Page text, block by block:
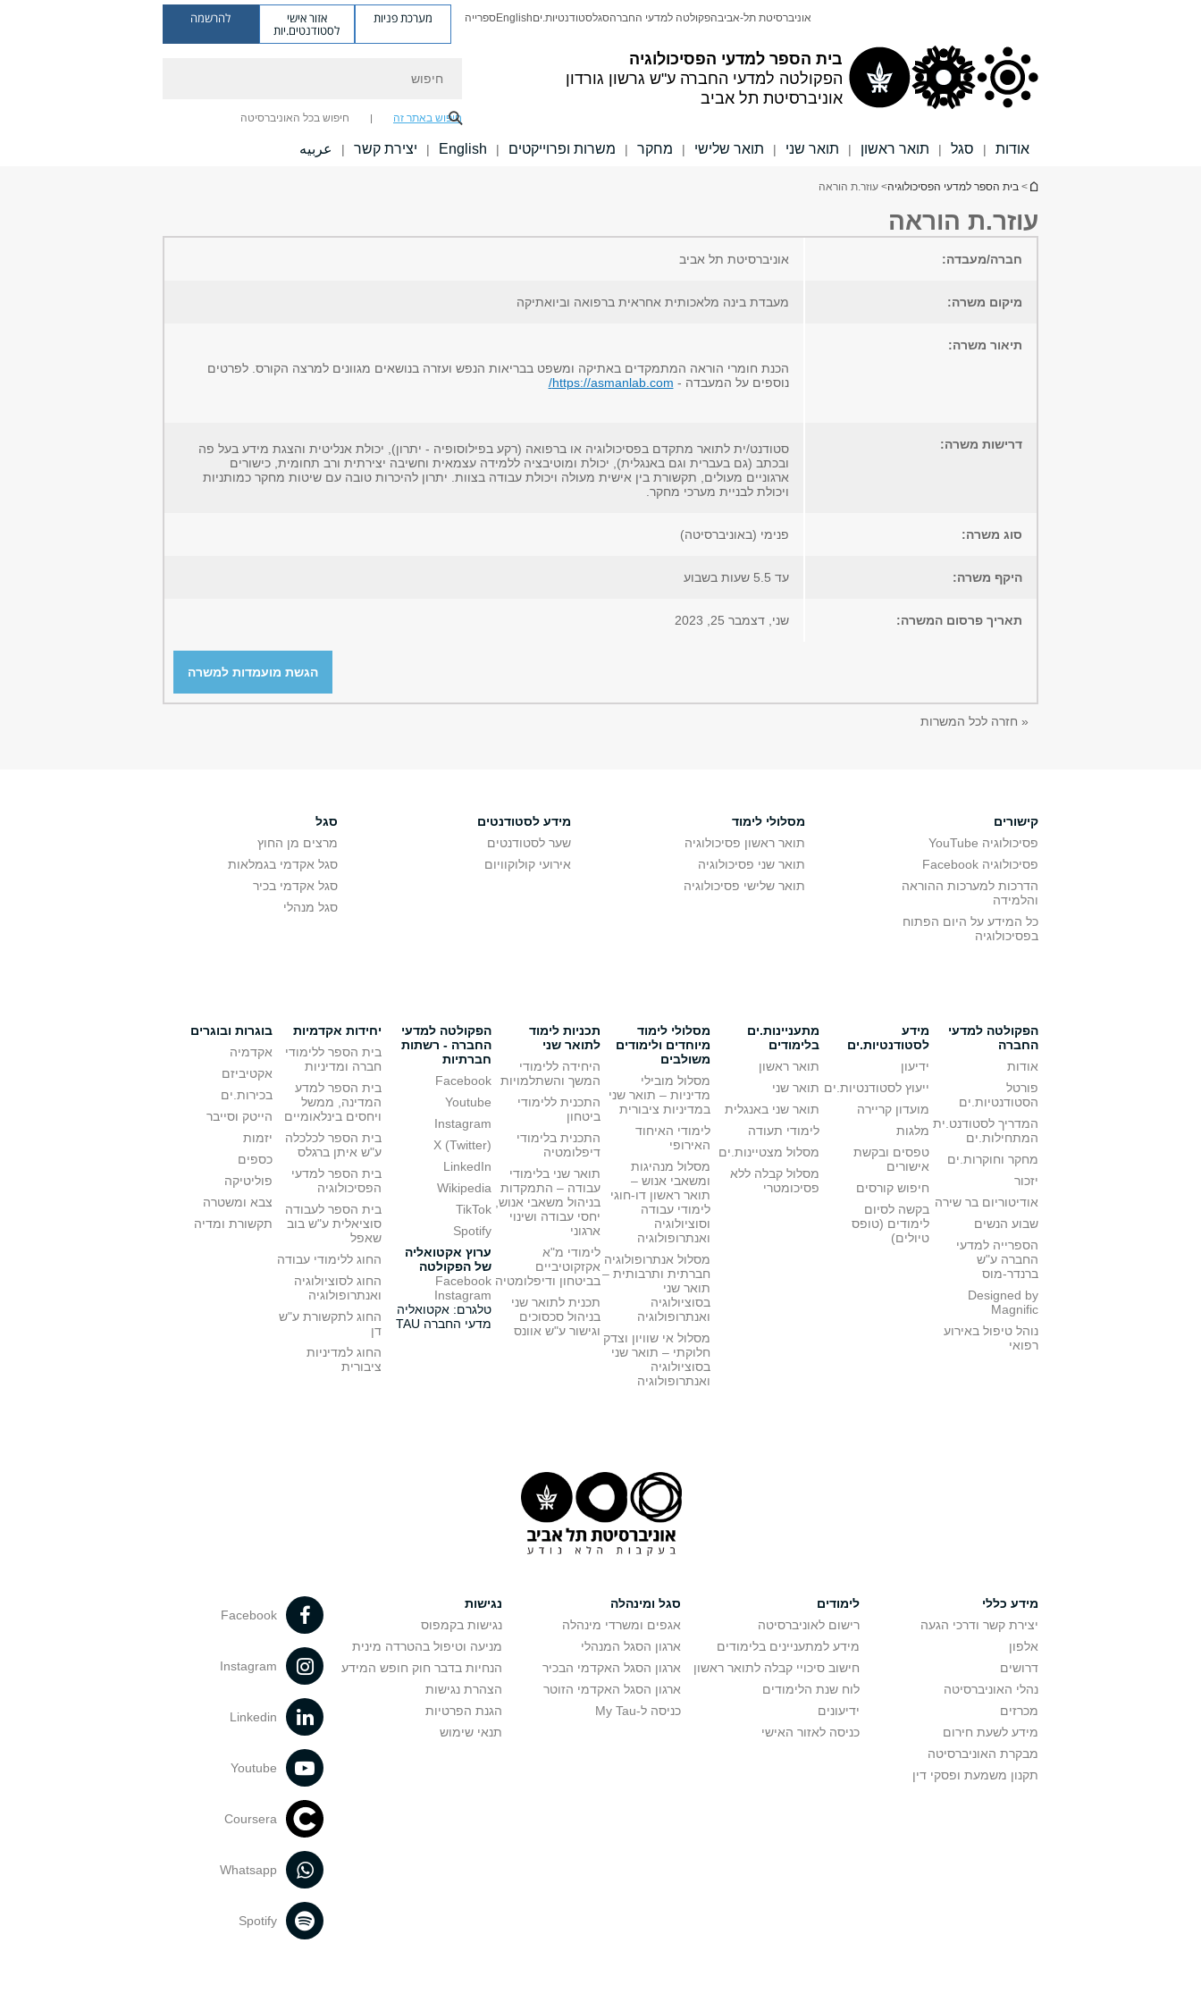
בית הספר למדעי הפסיכולוגיה
הפקולטה למדעי החברה ע"ש גרשון גורדון
אוניברסיטת תל אביב
אוניברסיטת תל-אביבהפקולטה למדעי החברהסגלסטודנטיות.יםEnglishספרייה מערכת פניות אזור אישי
לסטודנטים.יות
להרשמה
חיפוש באתר זה חיפוש בכל האוניברסיטה
אודות | סגל | תואר ראשון | תואר שני | תואר שלישי | מחקר | משרות ופרוייקטים |
English
| יצירת קשר | عربيه
הינך נמצא כאן
> בית הספר למדעי הפסיכולוגיה> עוזר.ת הוראה
עוזר.ת הוראה
חברה/מעבדה: אוניברסיטת תל אביב
מיקום משרה: מעבדת בינה מלאכותית אחראית ברפואה וביואתיקה
תיאור משרה:
הכנת חומרי הוראה המתמקדים באתיקה ומשפט בבריאות הנפש ועזרה בנושאים מגוונים למרצה הקורס. לפרטים
נוספים על המעבדה - https://asmanlab.com/
דרישות משרה:
סטודנט/ית לתואר מתקדם בפסיכולוגיה או ברפואה (רקע בפילוסופיה - יתרון), יכולת אנליטית והצגת מידע בעל פה
ובכתב (גם בעברית וגם באנגלית), יכולת ומוטיבציה ללמידה עצמאית וחשיבה יצירתית ורב תחומית, כישורים
ארגוניים מעולים, תקשורת בין אישית מעולה ויכולת עבודה בצוות. יתרון להיכרות טובה עם שיטות מחקר כמותניות
ויכולת לבניית מערכי מחקר.
סוג משרה: פנימי (באוניברסיטה)
היקף משרה: עד 5.5 שעות בשבוע
תאריך פרסום המשרה: שני, דצמבר 25, 2023
הגשת מועמדות למשרה
« חזרה לכל המשרות
קישורים
פסיכולוגיה YouTube
פסיכולוגיה Facebook
הדרכות למערכות ההוראה
והלמידה
כל המידע על היום הפתוח
בפסיכולוגיה
מסלולי לימוד
תואר ראשון פסיכולוגיה
תואר שני פסיכולוגיה
תואר שלישי פסיכולוגיה
מידע לסטודנטים
שער לסטודנטים
אירועי קולוקוויום
סגל
מרצים מן החוץ
סגל אקדמי בגמלאות
סגל אקדמי בכיר
סגל מנהלי
הפקולטה למדעי
החברה
אודות
פורטל
הסטודנטיות.ים
המדריך לסטודנט.ית
המתחילות.ים
מחקר וחוקרות.ים
יזכור
אודיטוריום בר שירה
שבוע הנשים
הספרייה למדעי
החברה ע"ש
ברנדר-מוס
Designed by
Magnific
נוהל טיפול באירוע
רפואי
מידע
לסטודנטיות.ים
ידיעון
ייעוץ לסטודנטיות.ים
מועדון קריירה
מלגות
טפסים ובקשת
אישורים
חיפוש קורסים
בקשה לסיום
לימודים (טופס
טיולים)
מתעניינות.ים
בלימודים
תואר ראשון
תואר שני
תואר שני באנגלית
לימודי תעודה
מסלול מצטיינות.ים
מסלול קבלה ללא
פסיכומטרי
מסלולי לימוד
מיוחדים ולימודים
משולבים
מסלול מובילי
מדיניות – תואר שני
במדיניות ציבורית
לימודי האיחוד
האירופי
מסלול מנהיגות
ומשאבי אנוש –
תואר ראשון דו-חוגי
לימודי עבודה
וסוציולוגיה
ואנתרופולוגיה
מסלול אנתרופולוגיה
חברתית ותרבותית –
תואר שני
בסוציולוגיה
ואנתרופולוגיה
מסלול אי שוויון וצדק
חלוקתי – תואר שני
בסוציולוגיה
ואנתרופולוגיה
תכניות לימוד
לתואר שני
היחידה ללימודי
המשך והשתלמויות
התכנית ללימודי
ביטחון
התכנית בלימודי
דיפלומטיה
תואר שני בלימודי
עבודה – התמקדות
בניהול משאבי אנוש,
יחסי עבודה ושינוי
ארגוני
לימודי מ"א
אקזקוטיביים
בביטחון ודיפלומטיה
תכנית לתואר שני
בניהול סכסוכים
וגישור ע"ש אוונס
הפקולטה למדעי
החברה - רשתות
חברתיות
Facebook
Youtube
Instagram
X (Twitter)
LinkedIn
Wikipedia
TikTok
Spotify
ערוץ אקטואליה
של הפקולטה
Facebook
Instagram
טלגרם: אקטואליה
מדעי החברה TAU
יחידות אקדמיות
בית הספר ללימודי
חברה ומדיניות
בית הספר למדע
המדינה, ממשל
ויחסים בינלאומיים
בית הספר לכלכלה
ע"ש איתן ברגלס
בית הספר למדעי
הפסיכולוגיה
בית הספר לעבודה
סוציאלית ע"ש בוב
שאפל
החוג ללימודי עבודה
החוג לסוציולוגיה
ואנתרופולוגיה
החוג לתקשורת ע"ש
דן
החוג למדיניות
ציבורית
בוגרות ובוגרים
אקדמיה
אקטיביזם
בכירות.ים
הייטק וסייבר
יזמות
כספים
פוליטיקה
צבא ומשטרה
תקשורת ומדיה
מידע כללי
יצירת קשר ודרכי הגעה
אלפון
דרושים
נהלי האוניברסיטה
מכרזים
מידע לשעת חירום
מבקרת האוניברסיטה
תקנון משמעת ופסקי דין
לימודים
רישום לאוניברסיטה
מידע למתעניינים בלימודים
חישוב סיכויי קבלה לתואר ראשון
לוח שנת הלימודים
ידיעונים
כניסה לאזור האישי
סגל ומינהלה
אגפים ומשרדי מינהלה
ארגון הסגל המנהלי
ארגון הסגל האקדמי הבכיר
ארגון הסגל האקדמי הזוטר
כניסה ל-My Tau
נגישות
נגישות בקמפוס
מניעה וטיפול בהטרדה מינית
הנחיות בדבר חוק חופש המידע
הצהרת נגישות
הגנת הפרטיות
תנאי שימוש
Facebook
Instagram
Linkedin
Youtube
Coursera
Whatsapp
Spotify